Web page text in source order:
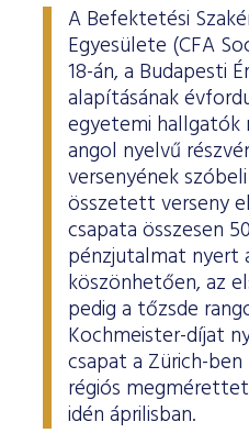
A Befektetési
Egyesülete (CFA
18-án, a Budapesti
alapításának
egyetemi hallgatók
angol nyelvű
versenyének
összetett verseny
csapata összesen
pénzjutalmat nyert
köszönhetően, az
pedig a tőzsde
Kochmeister-díjat
csapat a Zürich-
régiós
idén áprilisban.